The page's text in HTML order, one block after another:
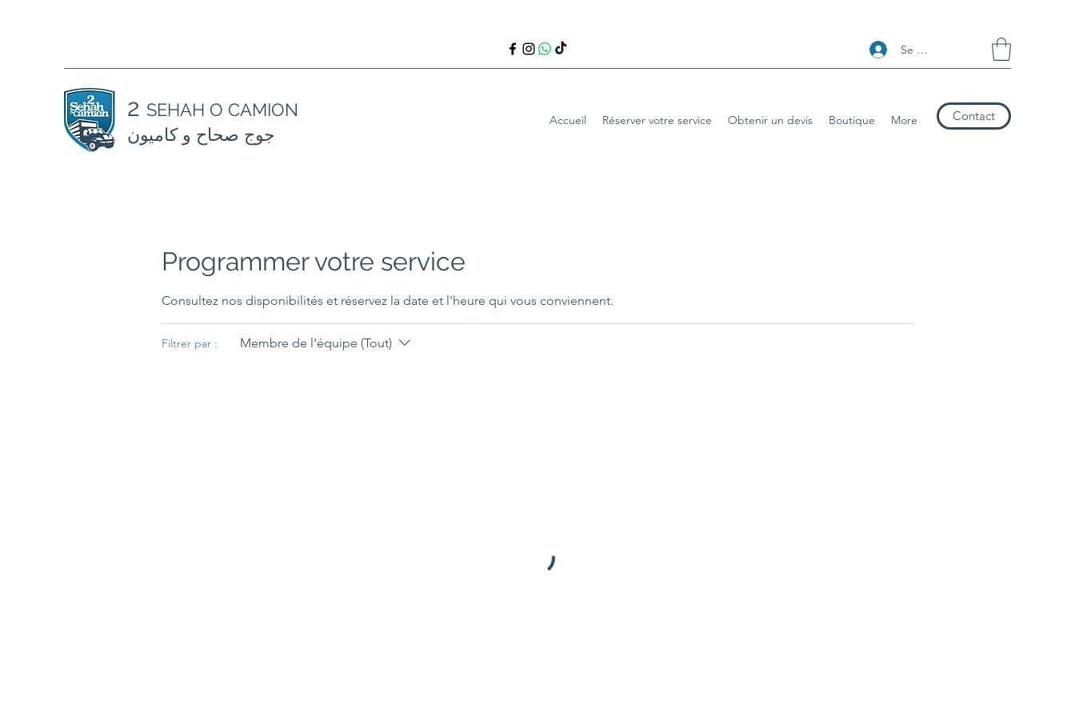
Se connecter
2 SEHAH O CAMION
جوج صحاح و كاميون
Accueil Réserver votre service Obtenir un devis Boutique More Contact
Programmer votre service
Consultez nos disponibilités et réservez la date et l'heure qui vous conviennent.
Filtrer par : Membre de l'équipe (Tout)